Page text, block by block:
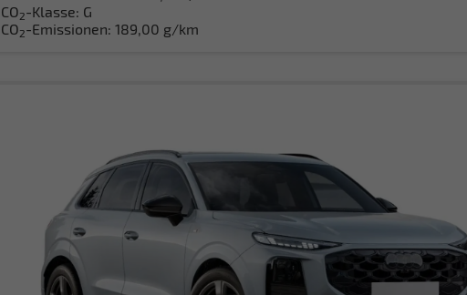
CO2-Klasse: G
CO2-Emissionen: 189,00 g/km